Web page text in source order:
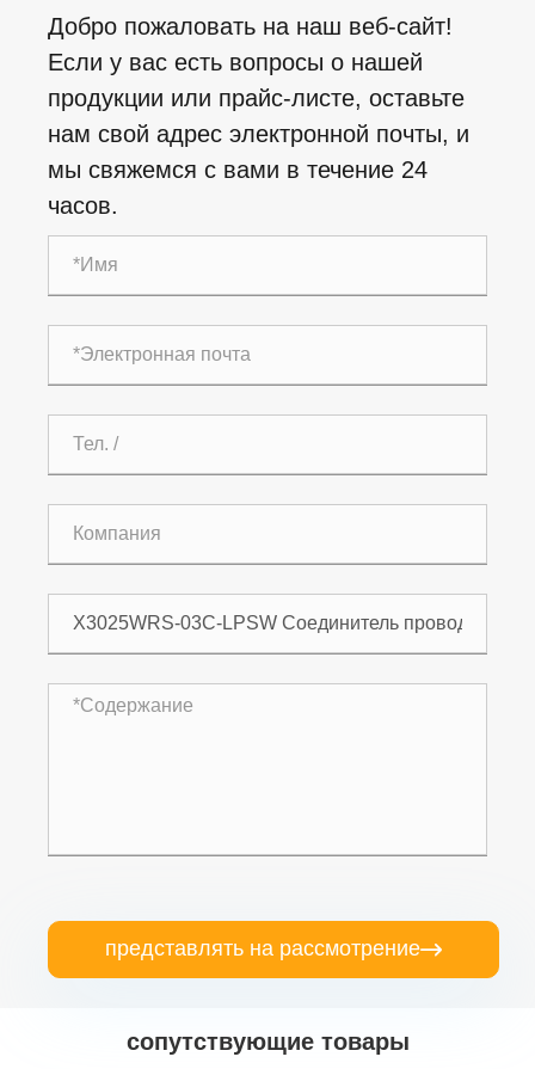
Добро пожаловать на наш веб-сайт!
Если у вас есть вопросы о нашей
продукции или прайс-листе, оставьте
нам свой адрес электронной почты, и
мы свяжемся с вами в течение 24
часов.
представлять на рассмотрение
сопутствующие товары